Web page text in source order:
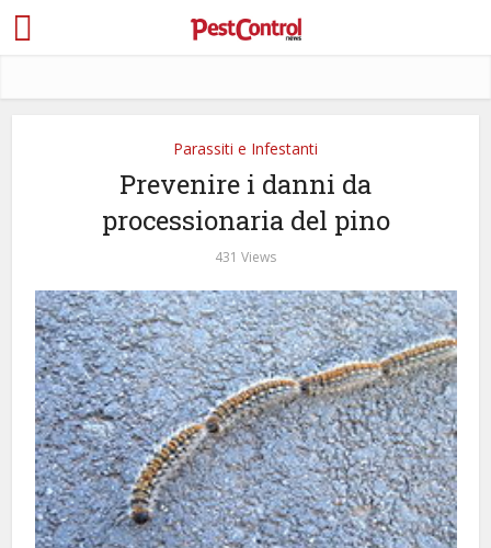
Parassiti e Infestanti
Prevenire i danni da
processionaria del pino
431 Views